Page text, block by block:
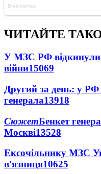
ЧИТАЙТЕ
У МЗС РФ відкинули
війни15069
Другий за день: у
генерала13918
СюжетБенкет
Москві13528
Ексочільнику МЗС
в'язниця10625